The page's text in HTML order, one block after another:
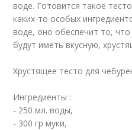
воде. Готовится такое
каких-то особых
воде, оно обеспечит то,
будут иметь вкусную,
Хрустящее тесто для
Ингредиенты :
- 250 мл. воды,
- 300 гр муки,